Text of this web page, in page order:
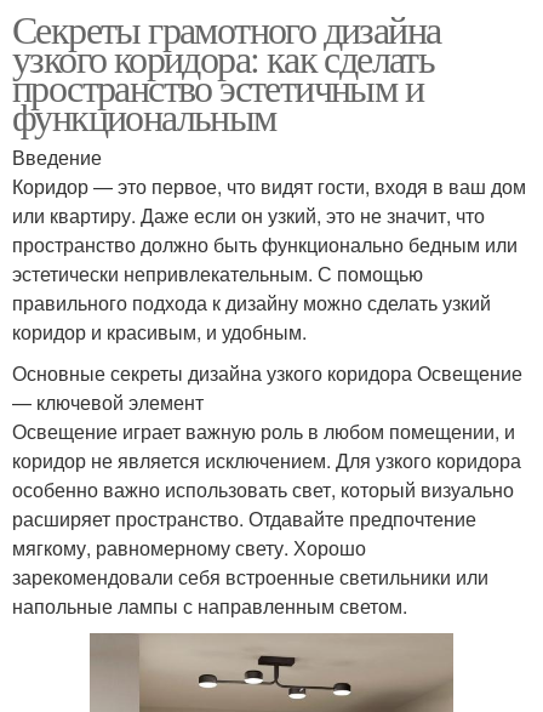
Секреты грамотного дизайна
узкого коридора: как сделать
пространство эстетичным и
функциональным
Введение
Коридор — это первое, что видят гости, входя в ваш дом
или квартиру. Даже если он узкий, это не значит, что
пространство должно быть функционально бедным или
эстетически непривлекательным. С помощью
правильного подхода к дизайну можно сделать узкий
коридор и красивым, и удобным.
Основные секреты дизайна узкого коридора Освещение
— ключевой элемент
Освещение играет важную роль в любом помещении, и
коридор не является исключением. Для узкого коридора
особенно важно использовать свет, который визуально
расширяет пространство. Отдавайте предпочтение
мягкому, равномерному свету. Хорошо
зарекомендовали себя встроенные светильники или
напольные лампы с направленным светом.